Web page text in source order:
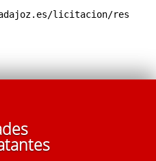
licitacion/rest/rss/